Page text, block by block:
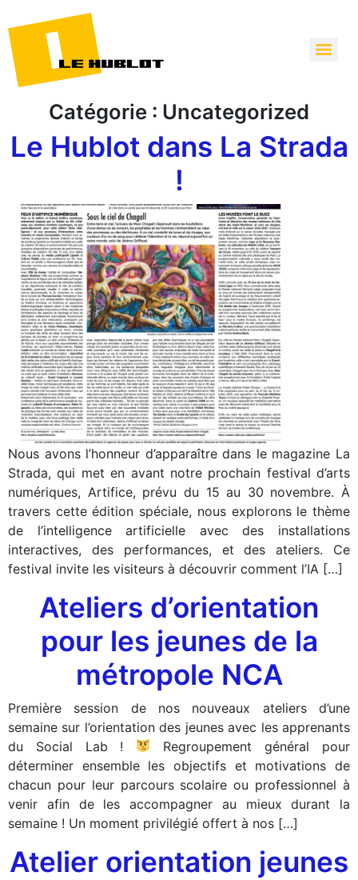
Catégorie : Uncategorized
Le Hublot dans La Strada
!
Nous avons l’honneur d’apparaître dans le magazine La
Strada, qui met en avant notre prochain festival d’arts
numériques, Artifice, prévu du 15 au 30 novembre. À
travers cette édition spéciale, nous explorons le thème
de l’intelligence artificielle avec des installations
interactives, des performances, et des ateliers. Ce
festival invite les visiteurs à découvrir comment l’IA […]
Ateliers d’orientation
pour les jeunes de la
métropole NCA
Première session de nos nouveaux ateliers d’une
semaine sur l’orientation des jeunes avec les apprenants
du Social Lab !
Regroupement général pour
déterminer ensemble les objectifs et motivations de
chacun pour leur parcours scolaire ou professionnel à
venir afin de les accompagner au mieux durant la
semaine ! Un moment privilégié offert à nos […]
Atelier orientation jeunes